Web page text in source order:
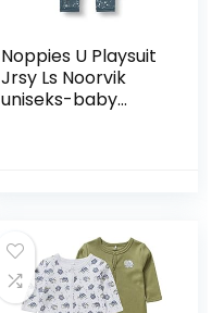
Noppies U Playsuit
Jrsy Ls Noorvik
uniseks-baby